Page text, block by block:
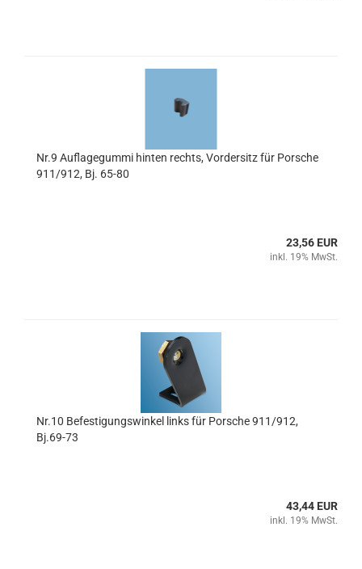
Nr.9 Auflagegummi hinten rechts, Vordersitz für Porsche
911/912, Bj. 65-80
23,56 EUR
inkl. 19% MwSt.
Nr.10 Befestigungswinkel links für Porsche 911/912,
Bj.69-73
43,44 EUR
inkl. 19% MwSt.